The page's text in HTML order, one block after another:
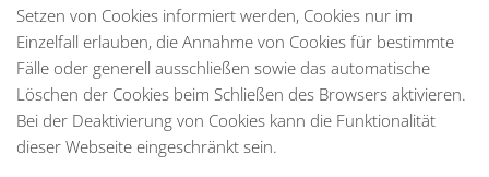
Setzen von Cookies informiert werden, Cookies nur im
Einzelfall erlauben, die Annahme von Cookies für bestimmte
Fälle oder generell ausschließen sowie das automatische
Löschen der Cookies beim Schließen des Browsers aktivieren.
Bei der Deaktivierung von Cookies kann die Funktionalität
dieser Webseite eingeschränkt sein.